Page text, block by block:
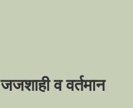
जजशाही व वर्तमान